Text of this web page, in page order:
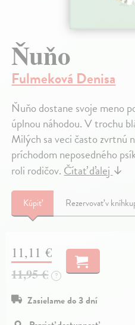
Ňuňo
Fulmeková Denisa
Ňuňo dostane svoje meno
úplnou náhodou. V trochu
Milých sa veci často zvrtnú
príchodom neposedného
roli rodičov.Čítať ďalej↓
Kúpiť Rezervovať v
11,11 €
11,95 € ?
Zasielame do 3 dní